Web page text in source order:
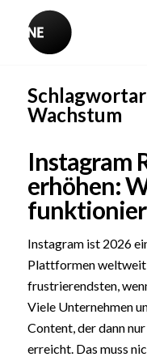
Wachstum
Instagram
erhöhen:
Instagram ist 2026
Plattformen weltweit
frustrierendsten,
Viele Unternehmen
Content, der dann
erreicht. Das muss